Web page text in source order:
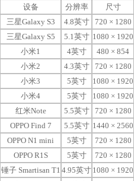
设备 分辨率 尺寸
三星Galaxy S3
4.8英寸 720 × 1280
三星Galaxy S5
5.1英寸 1080 × 1920
小米1
4英寸 480 × 854
小米2
4.3英寸 720 × 1280
小米3
5英寸 1080 × 1920
小米4
5英寸 1080 × 1920
红米Note
5.5英寸
720 × 1280
OPPO Find 7
5.5英寸 1440 × 2560
OPPO N1 mini
5英寸 720 × 1280
OPPO R1S
5英寸
720 × 1280
锤子 Smartisan T1 4.95英寸 1080 × 1920